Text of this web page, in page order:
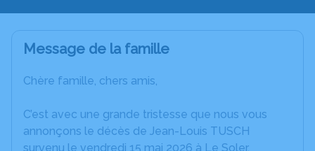
Message de la famille
Chère famille, chers amis,
C’est avec une grande tristesse que nous vous
annonçons le décès de Jean-Louis TUSCH
survenu le vendredi 15 mai 2026 à Le Soler.